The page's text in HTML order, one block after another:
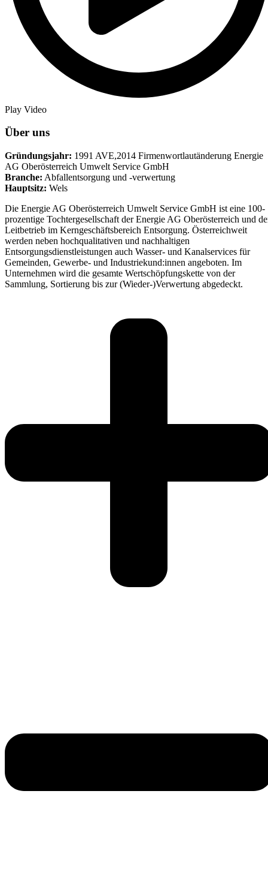
Play Video
Über uns
Gründungsjahr: 1991 AVE,2014 Firmenwortlautänderung Energie
AG Oberösterreich Umwelt Service GmbH
Branche: Abfallentsorgung und -verwertung
Hauptsitz: Wels
Die Energie AG Oberösterreich Umwelt Service GmbH ist eine 100-
prozentige Tochtergesellschaft der Energie AG Oberösterreich und
Leitbetrieb im Kerngeschäftsbereich Entsorgung. Österreichweit
werden neben hochqualitativen und nachhaltigen
Entsorgungsdienstleistungen auch Wasser- und Kanalservices für
Gemeinden, Gewerbe- und Industriekund:innen angeboten. Im
Unternehmen wird die gesamte Wertschöpfungskette von der
Sammlung, Sortierung bis zur (Wieder-)Verwertung abgedeckt.